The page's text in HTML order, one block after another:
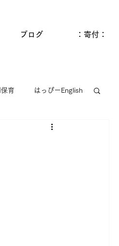
ブログ ：寄付：
育 はっぴーEnglish
ゆうゆう和田館